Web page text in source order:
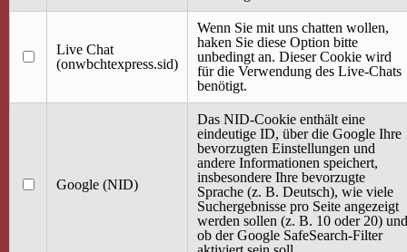
Terminkalender
Gemeinsam aktiv
Gemeinsam unterwegs
wirFAIRändern
Angebot / Kurs suchen
Babybauch & Elternschaft
Live Chat
(onwbchtexpress.sid)
Wenn Sie mit uns chatten wollen,
haken Sie diese Option bitte
unbedingt an. Dieser Cookie wird
für die Verwendung des Live-Chats
benötigt.
Google (NID)
Das NID-Cookie enthält eine
eindeutige ID, über die Google Ihre
bevorzugten Einstellungen und
andere Informationen speichert,
insbesondere Ihre bevorzugte
Sprache (z. B. Deutsch), wie viele
Suchergebnisse pro Seite angezeigt
werden sollen (z. B. 10 oder 20) und
ob der Google SafeSearch-Filter